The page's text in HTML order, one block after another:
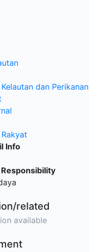
dan Perikanan
Info
related
available